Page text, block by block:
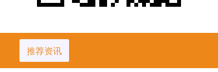
推荐资讯